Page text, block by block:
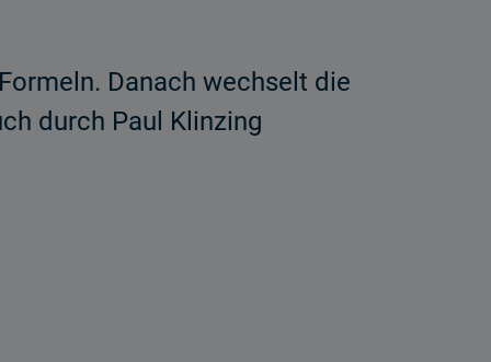
Danach wechselt die
durch Paul Klinzing